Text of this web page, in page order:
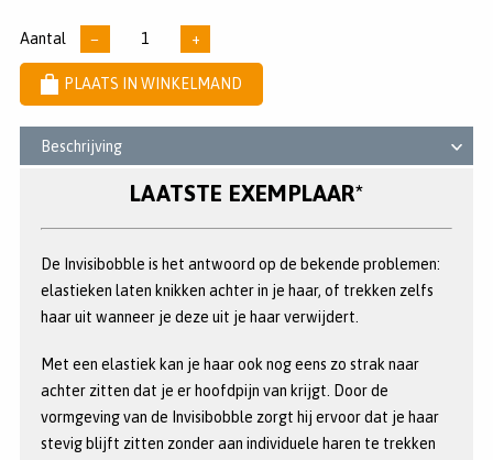
Aantal − +
PLAATS IN WINKELMAND
Beschrijving
LAATSTE EXEMPLAAR*
De Invisibobble is het antwoord op de bekende problemen:
elastieken laten knikken achter in je haar, of trekken zelfs
haar uit wanneer je deze uit je haar verwijdert.
Met een elastiek kan je haar ook nog eens zo strak naar
achter zitten dat je er hoofdpijn van krijgt. Door de
vormgeving van de Invisibobble zorgt hij ervoor dat je haar
stevig blijft zitten zonder aan individuele haren te trekken